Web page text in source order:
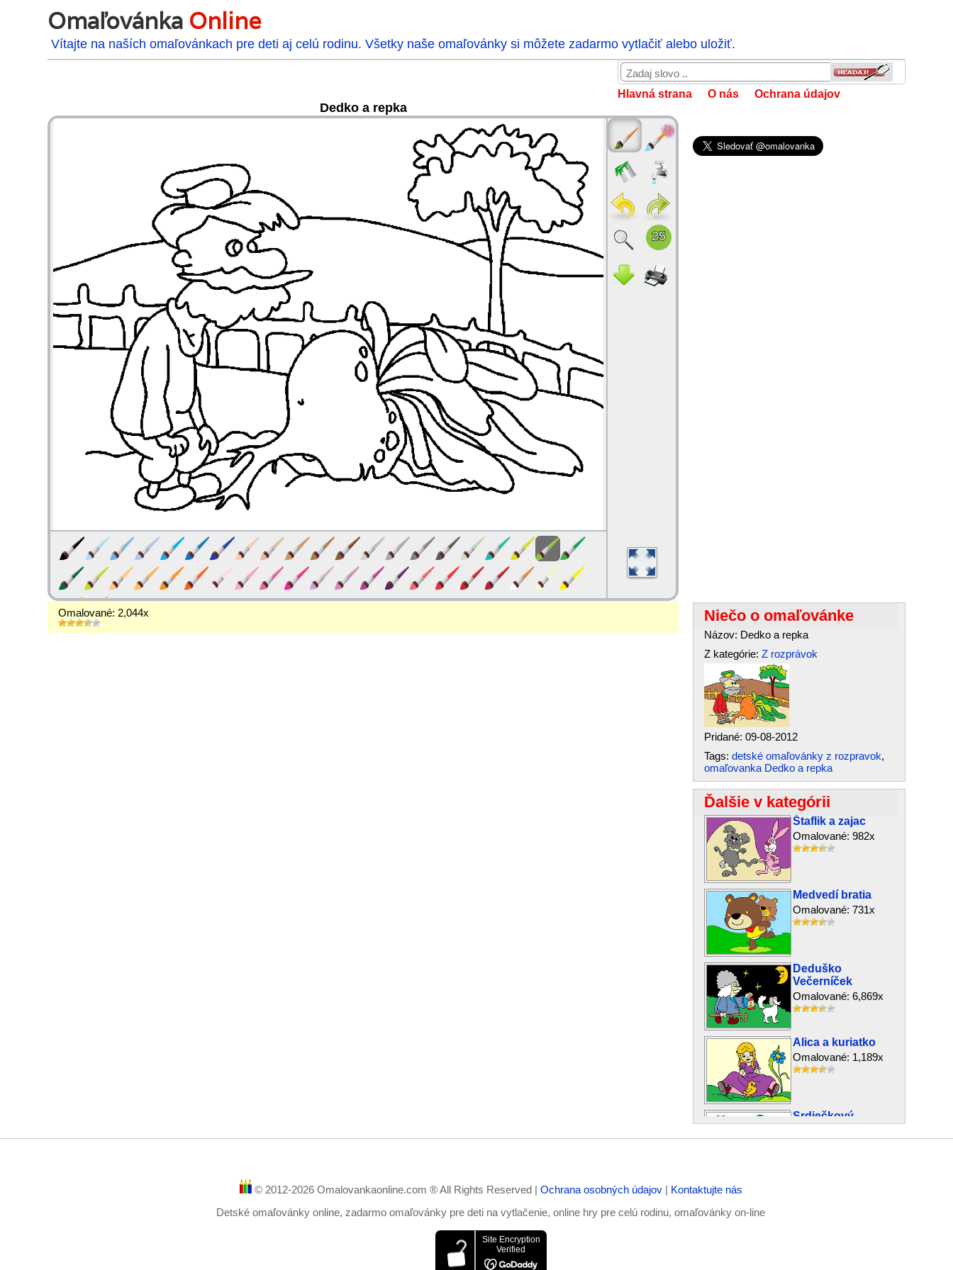
Omaľovánka Online
Vítajte na naších omaľovánkach pre deti aj celú rodinu. Všetky naše omaľovánky si môžete zadarmo vytlačiť alebo uložiť.
Hlavná strana O nás Ochrana údajov
Dedko a repka
Omalované: 2,044x Niečo o omaľovánke
Názov: Dedko a repka
Z kategórie: Z rozprávok
Pridané: 09-08-2012
Tags: detské omaľovánky z rozpravok,
omaľovanka Dedko a repka
Ďalšie v kategórii
Štaflik a zajac
Omalované: 982x
Medvedí bratia
Omalované: 731x
Deduško
Večerníček
Omalované: 6,869x
Alica a kuriatko
Omalované: 1,189x
Srdiečkový
© 2012-2026 Omalovankaonline.com ® All Rights Reserved | Ochrana osobných údajov | Kontaktujte nás
Detské omaľovánky online, zadarmo omaľovánky pre deti na vytlačenie, online hry pre celú rodinu, omaľovánky on-line